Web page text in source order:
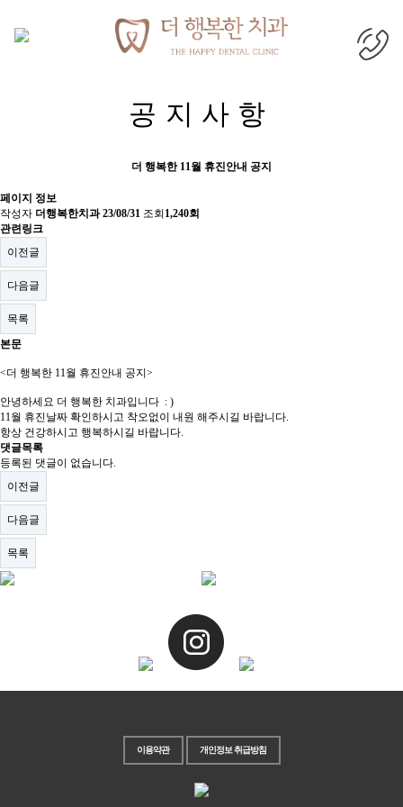
공지사항
더 행복한 11월 휴진안내 공지
페이지 정보
작성자 더행복한치과 23/08/31 조회1,240회
관련링크
이전글
다음글
목록
본문
<더 행복한 11월 휴진안내 공지>
안녕하세요 더 행복한 치과입니다 : )
11월 휴진날짜 확인하시고 착오없이 내원 해주시길 바랍니다.
항상 건강하시고 행복하시길 바랍니다.
댓글목록
등록된 댓글이 없습니다.
이전글
다음글
목록
이용약관 개인정보 취급방침